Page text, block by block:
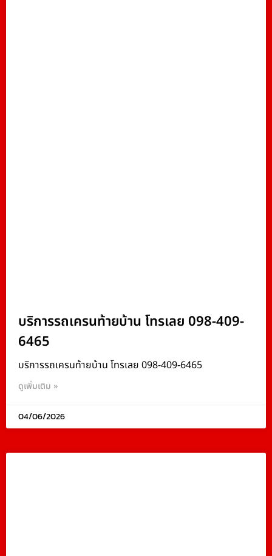
บริการรถเครนท้ายบ้าน โทรเลย 098-409-
6465
บริการรถเครนท้ายบ้าน โทรเลย 098-409-6465
ดูเพิ่มเติม »
04/06/2026